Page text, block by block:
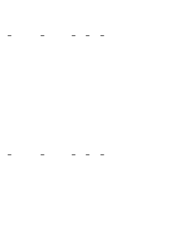
– – – – –
– – – – –